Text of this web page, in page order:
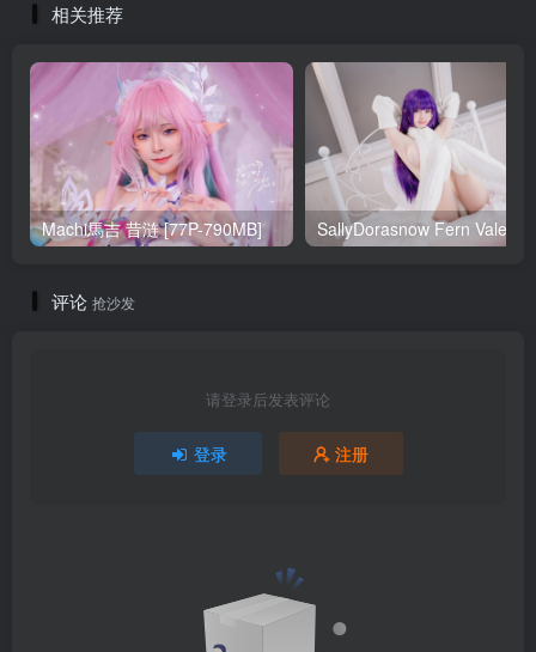
相关推荐
Machi馬吉 昔涟 [77P-790MB]
评论 抢沙发
请登录后发表评论
登录 注册